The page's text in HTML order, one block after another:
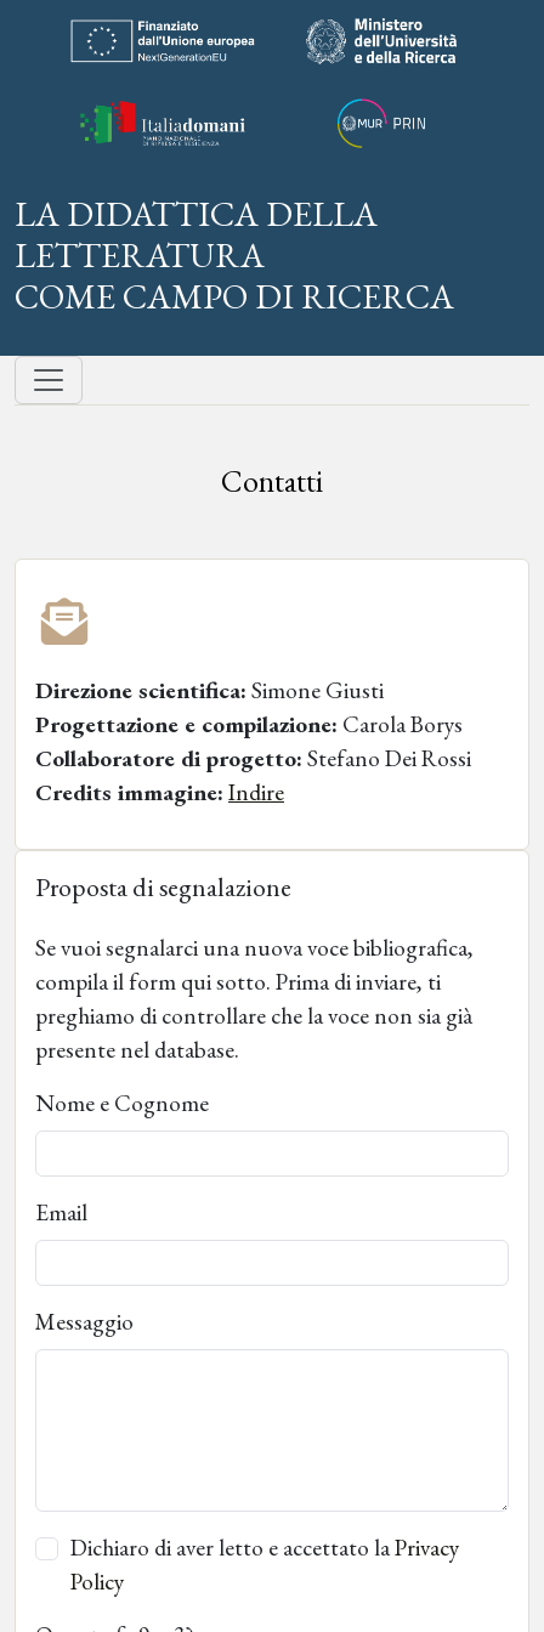
Skip to content
LA DIDATTICA DELLA
LETTERATURA
COME CAMPO DI RICERCA
Contatti
Direzione scientifica: Simone Giusti
Progettazione e compilazione: Carola Borys
Collaboratore di progetto: Stefano Dei Rossi
Credits immagine: Indire
Proposta di segnalazione
Se vuoi segnalarci una nuova voce bibliografica,
compila il form qui sotto. Prima di inviare, ti
preghiamo di controllare che la voce non sia già
presente nel database.
Nome e Cognome
Email
Messaggio
Dichiaro di aver letto e accettato laPrivacy
Policy